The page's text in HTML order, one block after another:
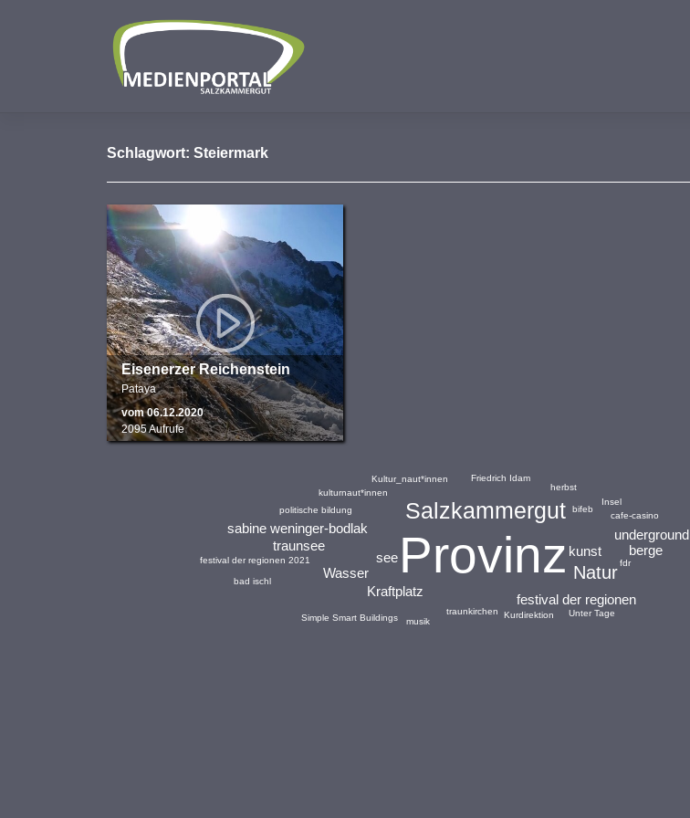
Schlagwort: Steiermark
Eisenerzer Reichenstein
Pataya
vom 06.12.2020
2095 Aufrufe
Provinz
Salzkammergut
Natur
Wasser
Kraftplatz
festival der regionen
see
traunsee berge
sabine weninger-bodlak
underground
kunst
traunkirchen
cafe-casino
Kurdirektion
bifeb
fdr
politische bildung
Unter Tage
kulturnaut*innen
Insel
Simple Smart Buildings
festival der regionen 2021
herbst
Kultur_naut*innen
bad ischl
musik
Friedrich Idam